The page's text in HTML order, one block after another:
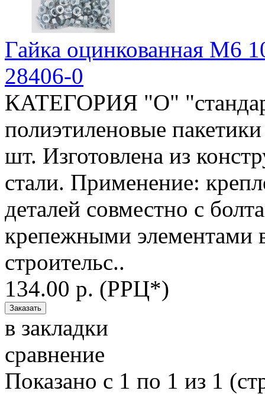
Гайка оцинкованная М6
28406-0
КАТЕГОРИЯ "О"
полиэтиленовые
шт. Изготовлена из
стали. Применение:
деталей совместно с
крепежными элементами
строительс..
134.00 р. (РРЦ*)
в закладки
сравнение
Показано с 1 по 1 из 1